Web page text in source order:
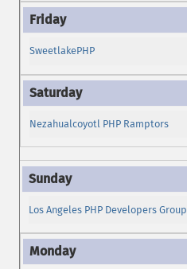
SweetlakePHP
Nezahualcoyotl PHP Ramptors
Los Angeles PHP Developers Group